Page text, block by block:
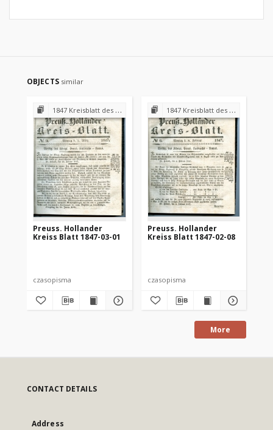
OBJECTS similar
1847 Kreisblatt des Königl. Preuss. Landraths-Amtes Preuss. Holland
Preuss. Hollander
Kreiss Blatt 1847-03-01
czasopisma
1847 Kreisblatt des Königl. Preuss. Landraths-Amtes Preuss. Holland
Preuss. Hollander
Kreiss Blatt 1847-02-08
czasopisma
More
CONTACT DETAILS
Address